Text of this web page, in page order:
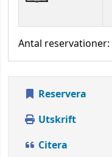
Antal reservationer:
Reservera
Utskrift
Citera